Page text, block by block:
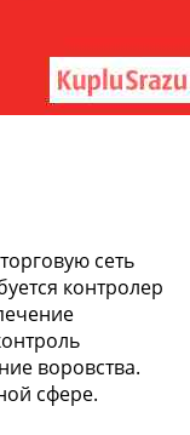
сeть
контролер
воpoвcтвa.
сфере.